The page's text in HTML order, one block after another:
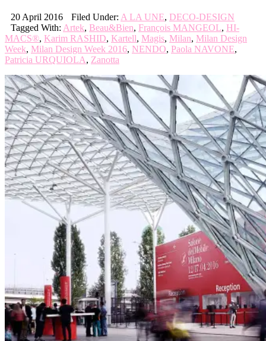
20 April 2016 Filed Under: A LA UNE, DECO-DESIGN
Tagged With: Artek, Beau&Bien, François MANGEOL, HI-
MACS®, Karim RASHID, Kartell, Magis, Milan, Milan Design
Week, Milan Design Week 2016, NENDO, Paola NAVONE,
Patricia URQUIOLA, Zanotta